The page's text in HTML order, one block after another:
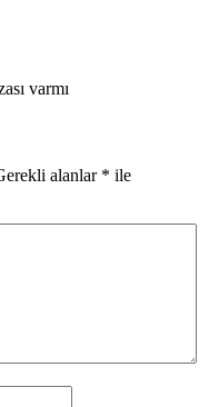
varmı
alanlar * ile